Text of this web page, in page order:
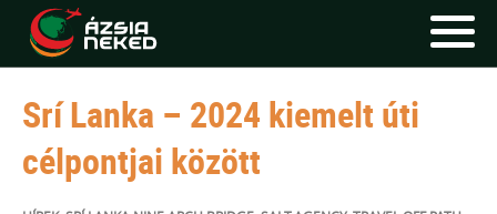
FŐOLDAL
UTAK
"Az utakat tudjuk európai
Srí Lanka – 2024 kiemelt úti
célpontjai között